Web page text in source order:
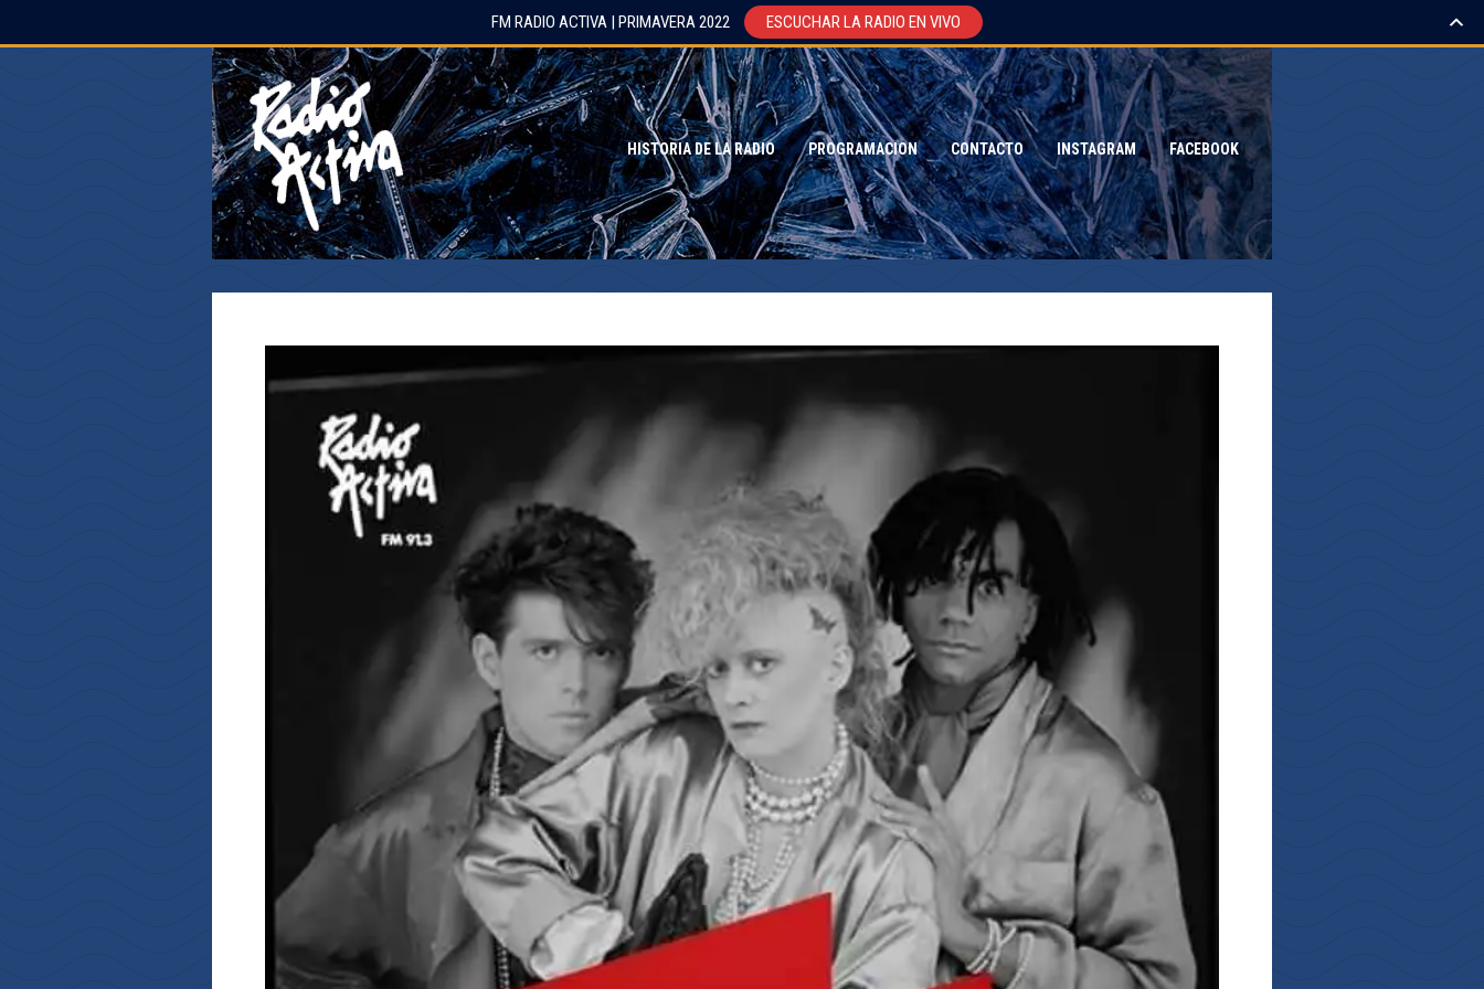
HISTORIA DE LA RADIO PROGRAMACION CONTACTO INSTAGRAM FACEBOOK
FM RADIO ACTIVA | PRIMAVERA 2022 ESCUCHAR LA RADIO EN VIVO